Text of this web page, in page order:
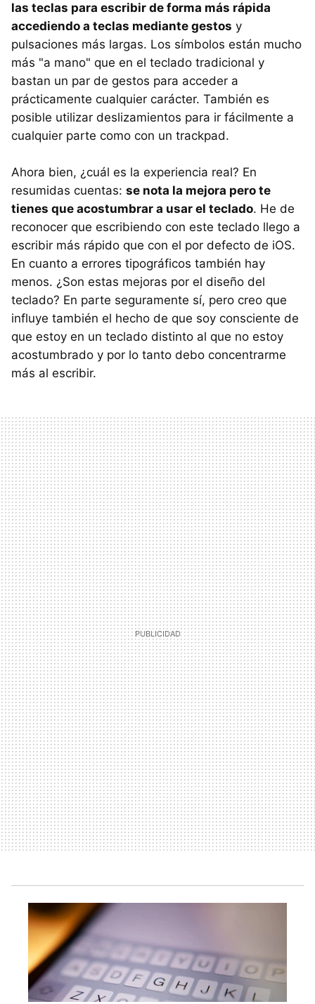
las teclas para escribir de forma más rápida
accediendo a teclas mediante gestos y
pulsaciones más largas. Los símbolos están mucho
más "a mano" que en el teclado tradicional y
bastan un par de gestos para acceder a
prácticamente cualquier carácter. También es
posible utilizar deslizamientos para ir fácilmente a
cualquier parte como con un trackpad.
Ahora bien, ¿cuál es la experiencia real? En
resumidas cuentas: se nota la mejora pero te
tienes que acostumbrar a usar el teclado. He de
reconocer que escribiendo con este teclado llego a
escribir más rápido que con el por defecto de iOS.
En cuanto a errores tipográficos también hay
menos. ¿Son estas mejoras por el diseño del
teclado? En parte seguramente sí, pero creo que
influye también el hecho de que soy consciente de
que estoy en un teclado distinto al que no estoy
acostumbrado y por lo tanto debo concentrarme
más al escribir.